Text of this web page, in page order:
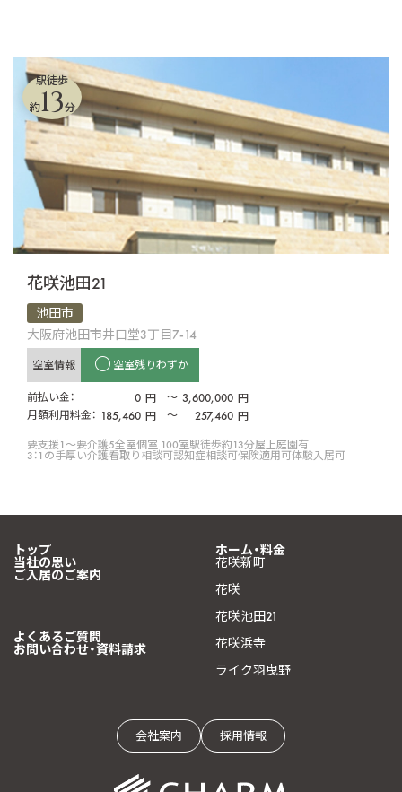
駅徒歩
約13分
花咲池田21
池田市
大阪府池田市井口堂3丁目7-14
空室情報 空室残りわずか
前払い金： 0 円 〜 3,600,000 円
月額利用料金： 185,460 円 〜 257,460 円
要支援1〜要介護5全室個室 100室駅徒歩約13分屋上庭園有
3：1の手厚い介護看取り相談可認知症相談可保険適用可体験入居可
トップ
当社の思い
ご入居のご案内
ホーム・料金
花咲新町
花咲
花咲池田21
花咲浜寺
ライク羽曳野
よくあるご質問
お問い合わせ・資料請求
会社案内 採用情報